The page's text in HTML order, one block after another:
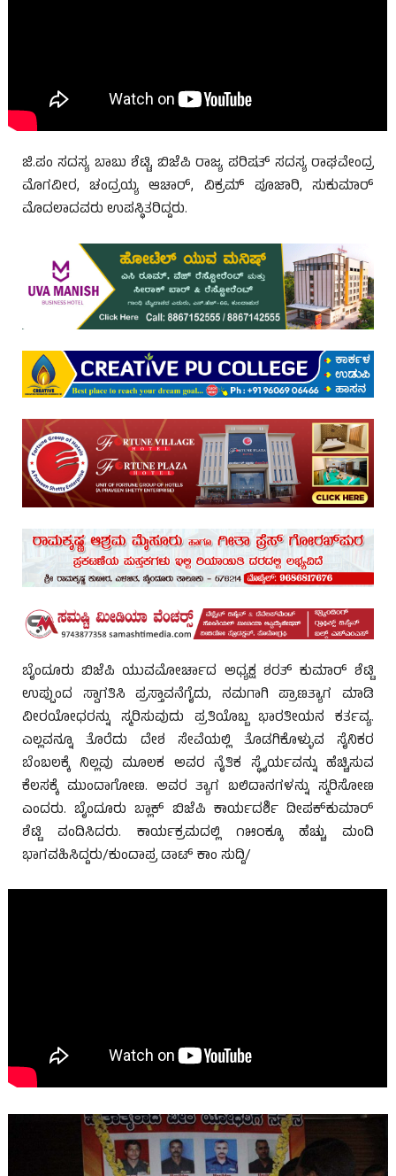
ಜಿ.ಪಂ ಸದಸ್ಯ ಬಾಬು ಶೆಟ್ಟಿ, ಬಿಜೆಪಿ ರಾಜ್ಯ ಪರಿಷತ್ ಸದಸ್ಯ ರಾಘವೇಂದ್ರ
ಮೊಗವೀರ, ಚಂದ್ರಯ್ಯ ಆಚಾರ್, ವಿಕ್ರಮ್ ಪೂಜಾರಿ, ಸುಕುಮಾರ್
ಮೊದಲಾದವರು ಉಪಸ್ಥಿತರಿದ್ದರು.
ಬೈಂದೂರು ಬಿಜೆಪಿ ಯುವಮೋರ್ಚಾದ ಅಧ್ಯಕ್ಷ ಶರತ್ ಕುಮಾರ್ ಶೆಟ್ಟಿ
ಉಪ್ಪುಂದ ಸ್ವಾಗತಿಸಿ ಪ್ರಸ್ತಾವನೆಗೈದು, ನಮಗಾಗಿ ಪ್ರಾಣತ್ಯಾಗ ಮಾಡಿ
ವೀರಯೋಧರನ್ನು ಸ್ಮರಿಸುವುದು ಪ್ರತಿಯೊಬ್ಬ ಭಾರತೀಯನ ಕರ್ತವ್ಯ.
ಎಲ್ಲವನ್ನೂ ತೊರೆದು ದೇಶ ಸೇವೆಯಲ್ಲಿ ತೊಡಗಿಕೊಳ್ಳುವ ಸೈನಿಕರ
ಬೆಂಬಲಕ್ಕೆ ನಿಲ್ಲವು ಮೂಲಕ ಅವರ ನೈತಿಕ ಸ್ಥೈರ್ಯವನ್ನು ಹೆಚ್ಚಿಸುವ
ಕೆಲಸಕ್ಕೆ ಮುಂದಾಗೋಣ. ಅವರ ತ್ಯಾಗ ಬಲಿದಾನಗಳನ್ನು ಸ್ಮರಿಸೋಣ
ಎಂದರು. ಬೈಂದೂರು ಬ್ಲಾಕ್ ಬಿಜೆಪಿ ಕಾರ್ಯದರ್ಶಿ ದೀಪಕ್‌ಕುಮಾರ್
ಶೆಟ್ಟಿ ವಂದಿಸಿದರು. ಕಾರ್ಯಕ್ರಮದಲ್ಲಿ ೧೫೦ಕ್ಕೂ ಹೆಚ್ಚು ಮಂದಿ
ಭಾಗವಹಿಸಿದ್ದರು/ಕುಂದಾಪ್ರ ಡಾಟ್ ಕಾಂ ಸುದ್ದಿ/